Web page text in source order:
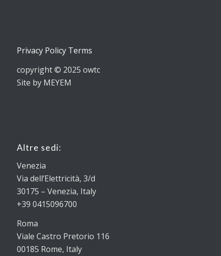
Privacy Policy Terms
copyright © 2025 owtc
Site by MEYEM
Altre sedi:
Venezia
Via dell’Elettricità, 3/d
30175 – Venezia, Italy
+39 0415096700
Roma
Viale Castro Pretorio 116
00185 Rome, Italy